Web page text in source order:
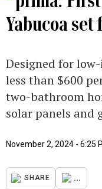
Yabucoa
Designed for
less than $600
two-bathroom
solar panels and
November 2, 2024 - 6:25
SHARE ...